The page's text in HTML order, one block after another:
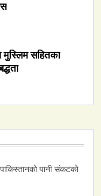
मुस्लिम सहितका
पानी संकटको